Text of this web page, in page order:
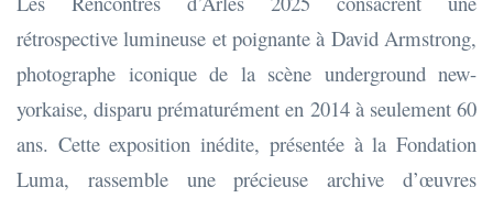
rétrospective lumineuse et poignante à David Armstrong,
photographe iconique de la scène underground new-
yorkaise, disparu prématurément en 2014 à seulement 60
ans. Cette exposition inédite, présentée à la Fondation
Luma, rassemble une précieuse archive d’œuvres